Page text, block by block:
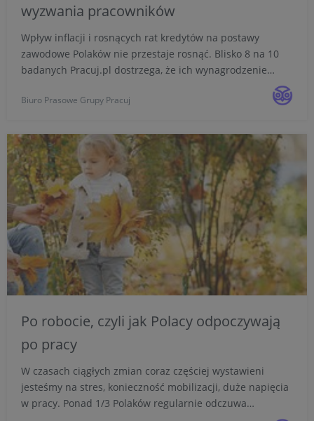
wyzwania pracowników
Wpływ inflacji i rosnących rat kredytów na postawy
zawodowe Polaków nie przestaje rosnąć. Blisko 8 na 10
badanych Pracuj.pl dostrzega, że ich wynagrodzenie
oszczędności pozwalające utrzymać się bez pracy
Biuro Prasowe Grupy Pracuj
Po robocie, czyli jak Polacy odpoczywają
po pracy
W czasach ciągłych zmian coraz częściej wystawieni
jesteśmy na stres, konieczność mobilizacji, duże napięcia
w pracy. Ponad 1/3 Polaków regularnie odczuwa